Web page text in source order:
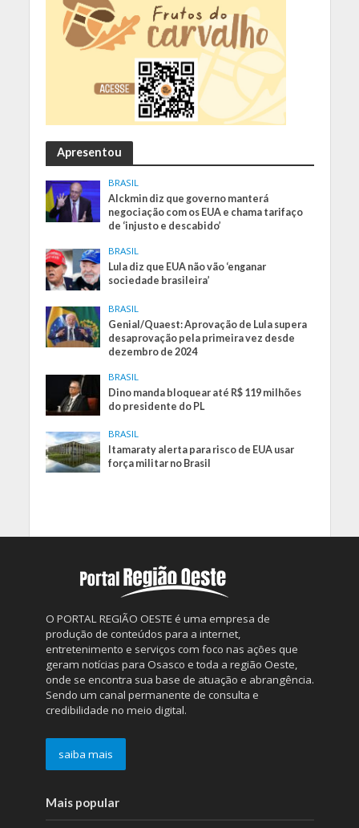
Apresentou
BRASIL
Alckmin diz que governo manterá
negociação com os EUA e chama tarifaço
de ‘injusto e descabido’
BRASIL
Lula diz que EUA não vão ‘enganar
sociedade brasileira’
BRASIL
Genial/Quaest: Aprovação de Lula supera
desaprovação pela primeira vez desde
dezembro de 2024
BRASIL
Dino manda bloquear até R$ 119 milhões
do presidente do PL
BRASIL
Itamaraty alerta para risco de EUA usar
força militar no Brasil
O PORTAL REGIÃO OESTE é uma empresa de
produção de conteúdos para a internet,
entretenimento e serviços com foco nas ações que
geram notícias para Osasco e toda a região Oeste,
onde se encontra sua base de atuação e abrangência.
Sendo um canal permanente de consulta e
credibilidade no meio digital.
saiba mais
Mais popular